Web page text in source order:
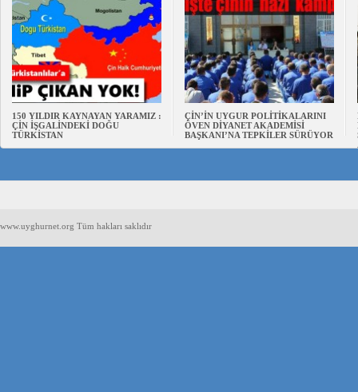
150 YILDIR KAYNAYAN YARAMIZ :
ÇİN İŞGALİNDEKİ DOĞU
TÜRKİSTAN
ÇİN’İN UYGUR POLİTİKALARINI
ÖVEN DİYANET AKADEMİSİ
BAŞKANI’NA TEPKİLER SÜRÜYOR
www.uyghurnet.org Tüm hakları saklıdır